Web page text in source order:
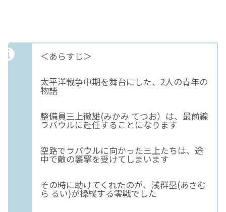
＜あらすじ＞
太平洋戦争中期を舞台にした、2人の青年の
物語
整備員三上徹雄(みかみ てつお）は、最前線
ラバウルに赴任することになります
空路でラバウルに向かった三上たちは、途
中で敵の襲撃を受けてしまいます
その時に助けてくれたのが、浅群塁(あさむ
ら るい)が操縦する零戦でした